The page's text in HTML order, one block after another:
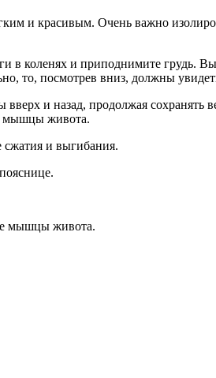
и красивым. Очень важно
в коленях и приподнимите
то, посмотрев вниз, должны
и назад, продолжая
мышцы живота.
сжатия и выгибания.
мышцы живота.